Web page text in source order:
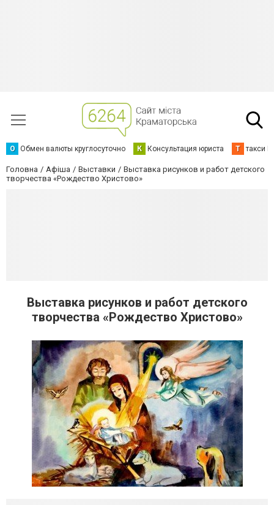
О Обмен валюты круглосуточно К Консультация юриста Т такси
Головна Афіша Выставки
Выставка рисунков и работ детского
творчества «Рождество Христово»
Выставка рисунков и работ детского
творчества «Рождество Христово»